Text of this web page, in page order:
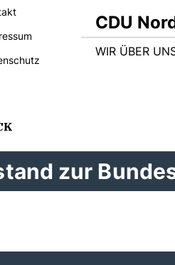
CDU
WIR ÜBER
zur